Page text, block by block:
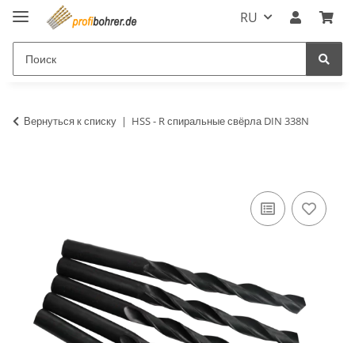
RU
Вернуться к списку HSS - R спиральные свёрла DIN 338N